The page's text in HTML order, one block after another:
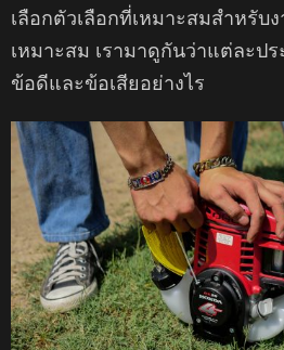
เลือกตัวเลือกที่เหมาะสมสําหรับ
เหมาะสม เรามาดูกันว่าแต่ละป
ข้อดีและข้อเสียอย่างไร